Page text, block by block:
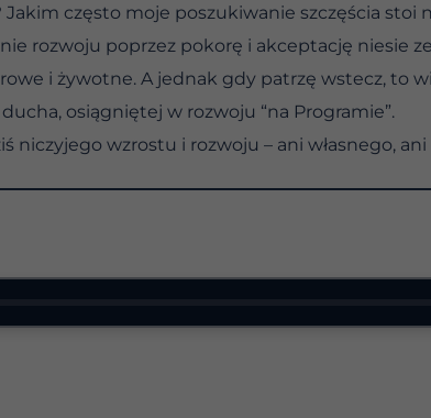
często moje poszukiwanie szczęścia stoi
rozwoju poprzez pokorę i akceptację niesie
i żywotne. A jednak gdy patrzę wstecz, to
osiągniętej w rozwoju “na Programie”.
niczyjego wzrostu i rozwoju – ani własnego,